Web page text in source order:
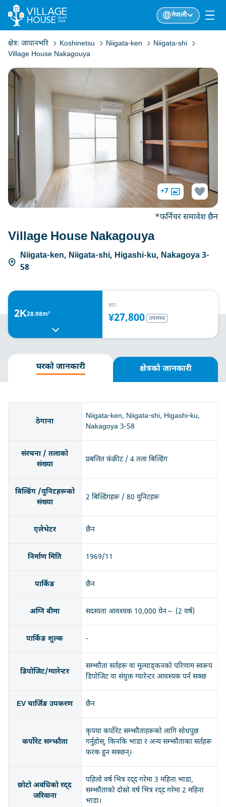
नेपाली
क्षेत्र: जापानभरि Koshinetsu Niigata-ken
Niigata-shi
Village House Nakagouya
Village House Nakagouya
Niigata-ken, Niigata-shi, Higashi-ku, Nakagoya 3-
58
+7
*फर्निचर समावेश छैन
2K28.98m²
बाट:
¥27,800 उपलब्ध
घरको जानकारी क्षेत्रको जानकारी
ठेगाना
Niigata-ken, Niigata-shi, Higashi-ku,
Nakagoya 3-58
संरचना / तलाको
संख्या
प्रबलित कंक्रीट / 4 तला बिल्डिंग
बिल्डिंग /युनिटहरूको
संख्या
2 बिल्डिंगहरू / 80 युनिटहरू
एलेभेटर छैन
निर्माण मिति 1969/11
पार्किङ छैन
अग्नि बीमा सदस्यता आवश्यक 10,000 येन～ (2 वर्ष)
पार्किङ शुल्क -
डिपोजिट/ग्यारेन्टर
सम्झौता सर्तहरू वा मूल्याङ्कनको परिणाम स्वरूप
डिपोजिट वा संयुक्त ग्यारेन्टर आवश्यक पर्न सक्छ
EV चार्जिङ उपकरण छैन
कर्पोरेट सम्झौता
कृपया कर्पोरेट सम्झौताहरूको लागि सोधपुछ
गर्नुहोस्, किनकि भाडा र अन्य सम्झौताका सर्तहरू
फरक हुन सक्छन्।
छोटो अवधिको रद्द
जरिवाना
पहिलो वर्ष भित्र रद्द गरेमा 3 महिना भाडा,
सम्झौताको दोस्रो वर्ष भित्र रद्द गरेमा 2 महिना
भाडा।